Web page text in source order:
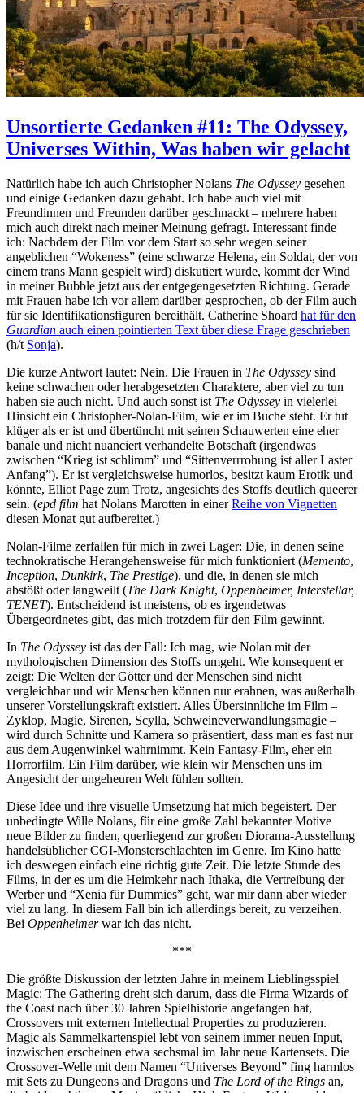
Unsortierte Gedanken #11: The Odyssey,
Universes Within, Was haben wir gelacht
Natürlich habe ich auch Christopher Nolans The Odyssey gesehen
und einige Gedanken dazu gehabt. Ich habe auch viel mit
Freundinnen und Freunden darüber geschnackt – mehrere haben
mich auch direkt nach meiner Meinung gefragt. Interessant finde
ich: Nachdem der Film vor dem Start so sehr wegen seiner
angeblichen “Wokeness” (eine schwarze Helena, ein Soldat, der von
einem trans Mann gespielt wird) diskutiert wurde, kommt der Wind
in meiner Bubble jetzt aus der entgegengesetzten Richtung. Gerade
mit Frauen habe ich vor allem darüber gesprochen, ob der Film auch
für sie Identifikationsfiguren bereithält. Catherine Shoard hat für den
Guardian auch einen pointierten Text über diese Frage geschrieben
(h/t Sonja).
Die kurze Antwort lautet: Nein. Die Frauen in The Odyssey sind
keine schwachen oder herabgesetzten Charaktere, aber viel zu tun
haben sie auch nicht. Und auch sonst ist The Odyssey in vielerlei
Hinsicht ein Christopher-Nolan-Film, wie er im Buche steht. Er tut
klüger als er ist und übertüncht mit seinen Schauwerten eine eher
banale und nicht nuanciert verhandelte Botschaft (irgendwas
zwischen “Krieg ist schlimm” und “Sittenverrrohung ist aller Laster
Anfang”). Er ist vergleichsweise humorlos, besitzt kaum Erotik und
könnte, Elliot Page zum Trotz, angesichts des Stoffs deutlich queerer
sein. (epd film hat Nolans Marotten in einerReihe von Vignetten
diesen Monat gut aufbereitet.)
Nolan-Filme zerfallen für mich in zwei Lager: Die, in denen seine
technokratische Herangehensweise für mich funktioniert (Memento,
Inception, Dunkirk, The Prestige), und die, in denen sie mich
abstößt oder langweilt (The Dark Knight, Oppenheimer, Interstellar,
TENET). Entscheidend ist meistens, ob es irgendetwas
Übergeordnetes gibt, das mich trotzdem für den Film gewinnt.
In The Odyssey ist das der Fall: Ich mag, wie Nolan mit der
mythologischen Dimension des Stoffs umgeht. Wie konsequent er
zeigt: Die Welten der Götter und der Menschen sind nicht
vergleichbar und wir Menschen können nur erahnen, was außerhalb
unserer Vorstellungskraft existiert. Alles Übersinnliche im Film –
Zyklop, Magie, Sirenen, Scylla, Schweineverwandlungsmagie –
wird durch Schnitte und Kamera so präsentiert, dass man es fast nur
aus dem Augenwinkel wahrnimmt. Kein Fantasy-Film, eher ein
Horrorfilm. Ein Film darüber, wie klein wir Menschen uns im
Angesicht der ungeheuren Welt fühlen sollten.
Diese Idee und ihre visuelle Umsetzung hat mich begeistert. Der
unbedingte Wille Nolans, für eine große Zahl bekannter Motive
neue Bilder zu finden, querliegend zur großen Diorama-Ausstellung
handelsüblicher CGI-Monsterschlachten im Genre. Im Kino hatte
ich deswegen einfach eine richtig gute Zeit. Die letzte Stunde des
Films, in der es um die Heimkehr nach Ithaka, die Vertreibung der
Werber und “Xenia für Dummies” geht, war mir dann aber wieder
viel zu lang. In diesem Fall bin ich allerdings bereit, zu verzeihen.
Bei Oppenheimerwar ich das nicht.
***
Die größte Diskussion der letzten Jahre in meinem Lieblingsspiel
Magic: The Gathering dreht sich darum, dass die Firma Wizards of
the Coast nach über 30 Jahren Spielhistorie angefangen hat,
Crossovers mit externen Intellectual Properties zu produzieren.
Magic als Sammelkartenspiel lebt von seinem immer neuen Input,
inzwischen erscheinen etwa sechsmal im Jahr neue Kartensets. Die
Crossover-Welle mit dem Namen “Universes Beyond” fing harmlos
mit Sets zu Dungeons and Dragons und The Lord of the Rings an,